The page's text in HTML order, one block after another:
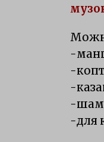
-
-
-
-
-для